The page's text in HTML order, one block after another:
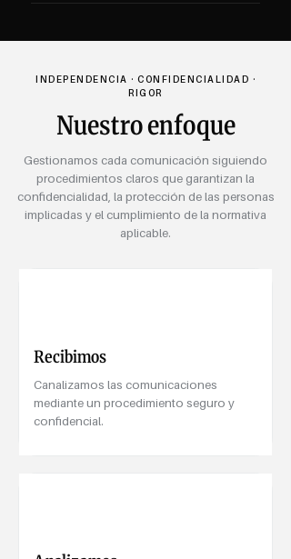
INDEPENDENCIA · CONFIDENCIALIDAD ·
RIGOR
Nuestro enfoque
Gestionamos cada comunicación siguiendo
procedimientos claros que garantizan la
confidencialidad, la protección de las personas
implicadas y el cumplimiento de la normativa
aplicable.
Recibimos
Canalizamos las comunicaciones
mediante un procedimiento seguro y
confidencial.